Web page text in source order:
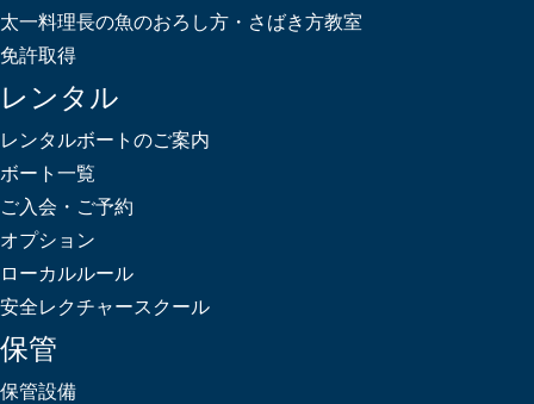
太一料理長の魚のおろし方・さばき方教室
免許取得
レンタル
レンタルボートのご案内
ボート一覧
ご入会・ご予約
オプション
ローカルルール
安全レクチャースクール
保管
保管設備